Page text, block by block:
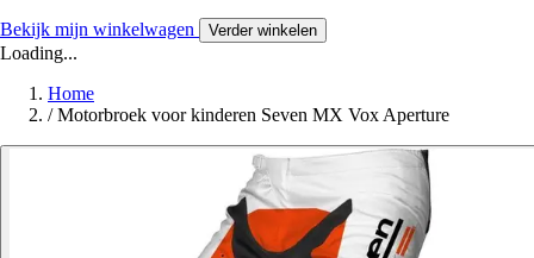
Bekijk mijn winkelwagen Verder winkelen
Loading...
Home
/ Motorbroek voor kinderen Seven MX Vox Aperture